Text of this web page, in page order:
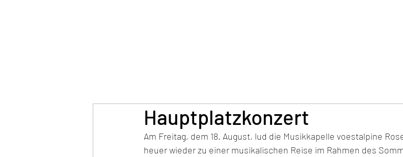
Hauptplatzkonzert
Am Freitag, dem 18. August, lud die Musikkapelle voestalpine
heuer wieder zu einer musikalischen Reise im Rahmen des